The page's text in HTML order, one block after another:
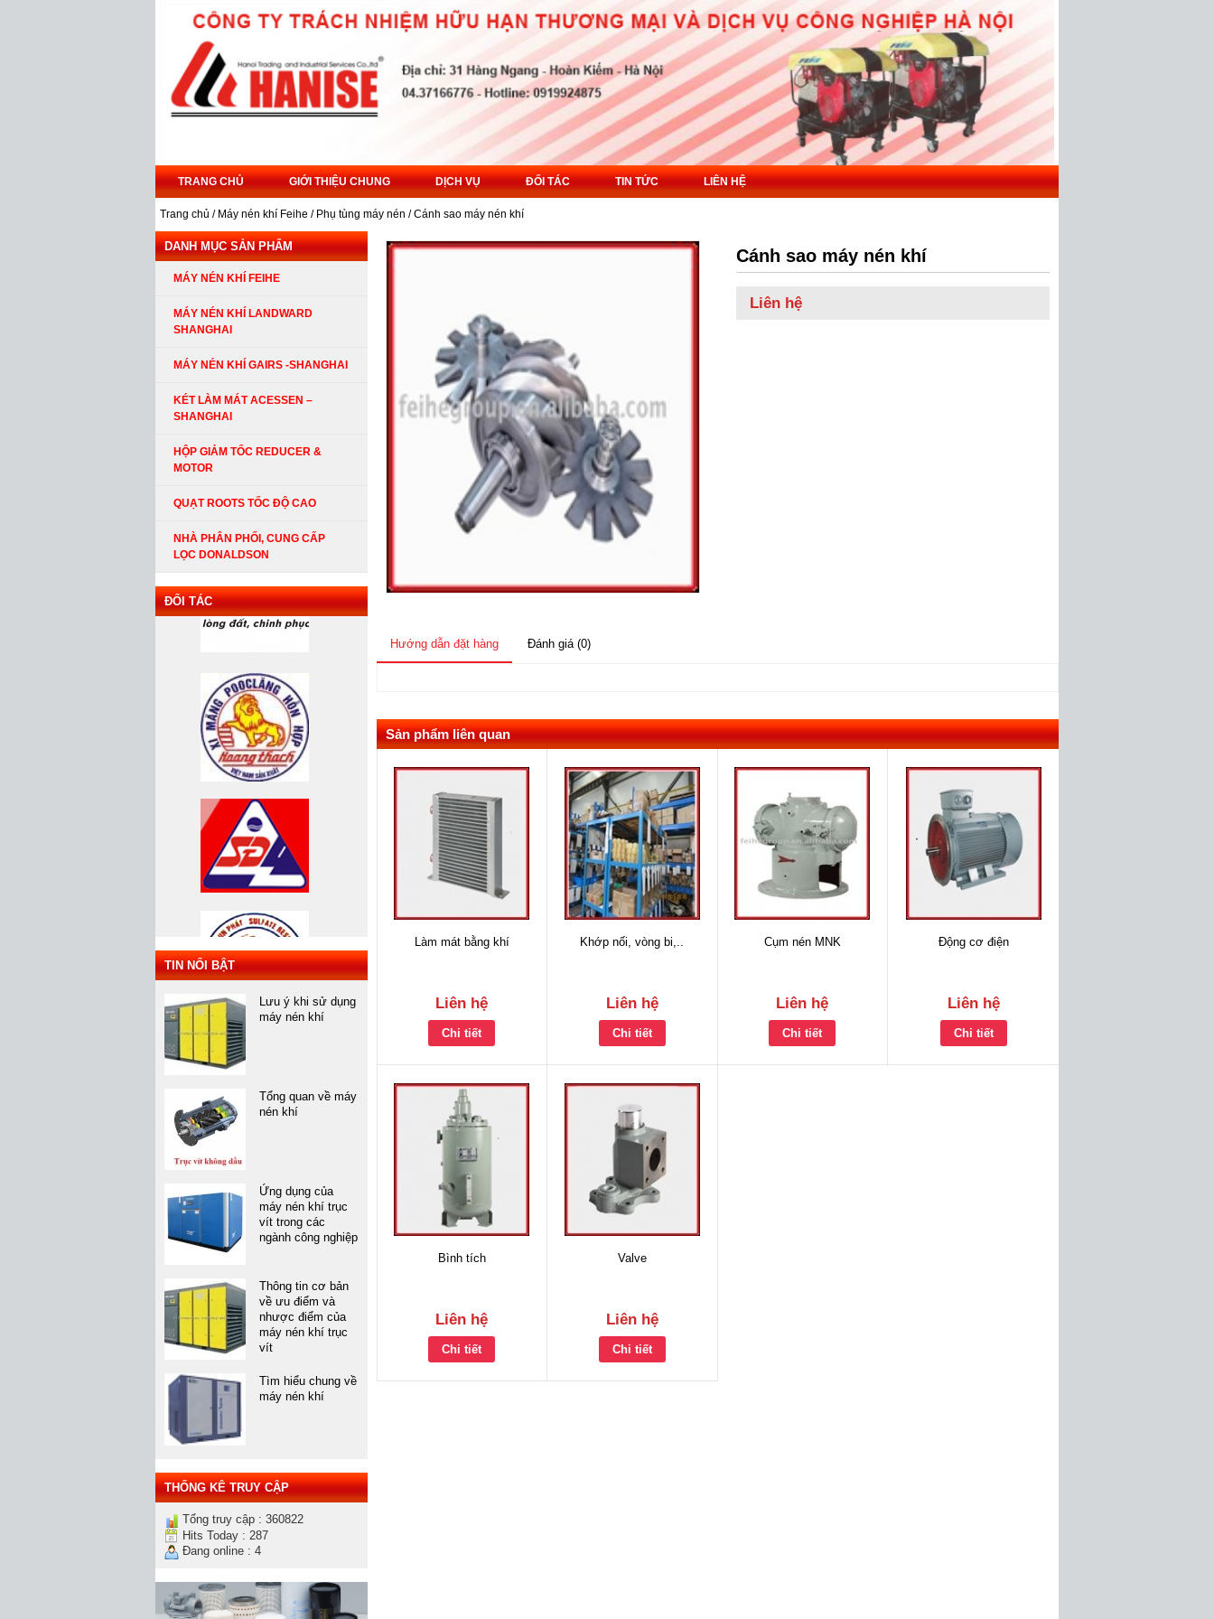
TRANG CHỦ GIỚI THIỆU CHUNG DỊCH VỤ ĐỐI TÁC TIN TỨC LIÊN HỆ
Trang chủ / Máy nén khí Feihe / Phụ tùng máy nén / Cánh sao máy nén khí
DANH MỤC SẢN PHẨM
MÁY NÉN KHÍ FEIHE
MÁY NÉN KHÍ LANDWARD
SHANGHAI
MÁY NÉN KHÍ GAIRS -SHANGHAI
KÉT LÀM MÁT ACESSEN –
SHANGHAI
HỘP GIẢM TỐC REDUCER &
MOTOR
QUẠT ROOTS TỐC ĐỘ CAO
NHÀ PHÂN PHỐI, CUNG CẤP
LỌC DONALDSON
ĐỐI TÁC
TIN NỔI BẬT
Lưu ý khi sử dụng
máy nén khí
Tổng quan về máy
nén khí
Ứng dụng của
máy nén khí trục
vít trong các
ngành công nghiệp
Thông tin cơ bản
về ưu điểm và
nhược điểm của
máy nén khí trục
vít
Tìm hiểu chung về
máy nén khí
THỐNG KÊ TRUY CẬP
Tổng truy cập : 360822
Hits Today : 287
Đang online : 4
Cánh sao máy nén khí
Liên hệ
Hướng dẫn đặt hàng Đánh giá (0)
Sản phẩm liên quan
Làm mát bằng khí
Liên hệ
Chi tiết
Khớp nối, vòng bi,..
Liên hệ
Chi tiết
Cụm nén MNK
Liên hệ
Chi tiết
Động cơ điện
Liên hệ
Chi tiết
Bình tích
Liên hệ
Chi tiết
Valve
Liên hệ
Chi tiết